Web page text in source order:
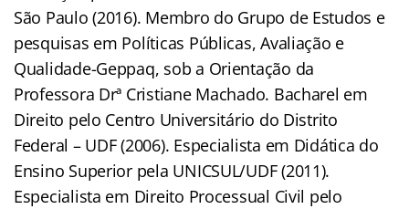
São Paulo (2016). Membro do Grupo de Estudos e
pesquisas em Políticas Públicas, Avaliação e
Qualidade-Geppaq, sob a Orientação da
Professora Drª Cristiane Machado. Bacharel em
Direito pelo Centro Universitário do Distrito
Federal – UDF (2006). Especialista em Didática do
Ensino Superior pela UNICSUL/UDF (2011).
Especialista em Direito Processual Civil pelo